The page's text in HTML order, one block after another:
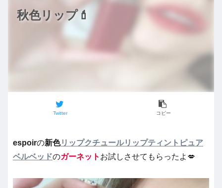
秋色リップ💄
Twitter コピー
espoirの新色リップクチュールリップティントピュア
ベルベッドのガーネット お試しさせてもらったよ💋